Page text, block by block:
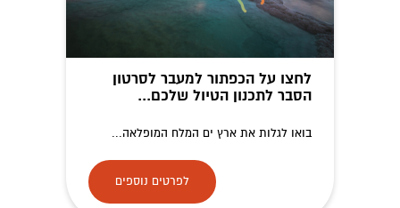
לחצו על הכפתור למעבר לסרטון
הסבר לתכנון הטיול שלכם...
בואו לגלות את ארץ ים המלח המופלאה...
לפרטים נוספים